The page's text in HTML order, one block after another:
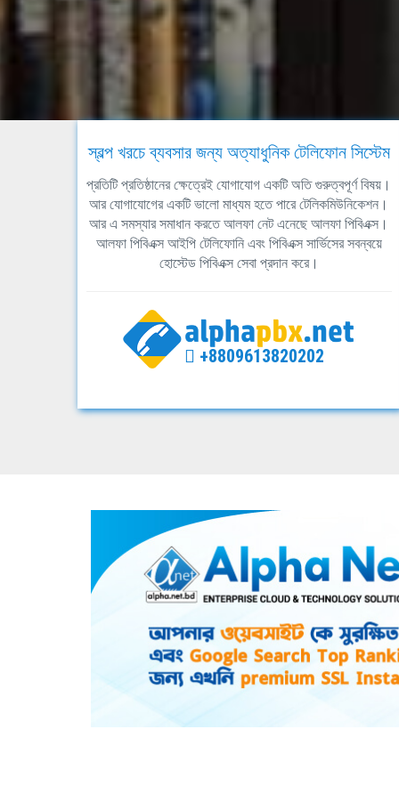
স্বল্প খরচে ব্যবসার জন্য অত্যাধুনিক টেলিফোন সিস্টেম
প্রতিটি প্রতিষ্ঠানের ক্ষেত্রেই যোগাযোগ একটি অতি গুরুত্বপূর্ণ বিষয়।
আর যোগাযোগের একটি ভালো মাধ্যম হতে পারে টেলিকমিউনিকেশন।
আর এ সমস্যার সমাধান করতে আলফা নেট এনেছে আলফা পিবিএক্স।
আলফা পিবিএক্স আইপি টেলিফোনি এবং পিবিএক্স সার্ভিসের সবন্বয়ে
হোস্টেড পিবিএক্স সেবা প্রদান করে।
+8809613820202